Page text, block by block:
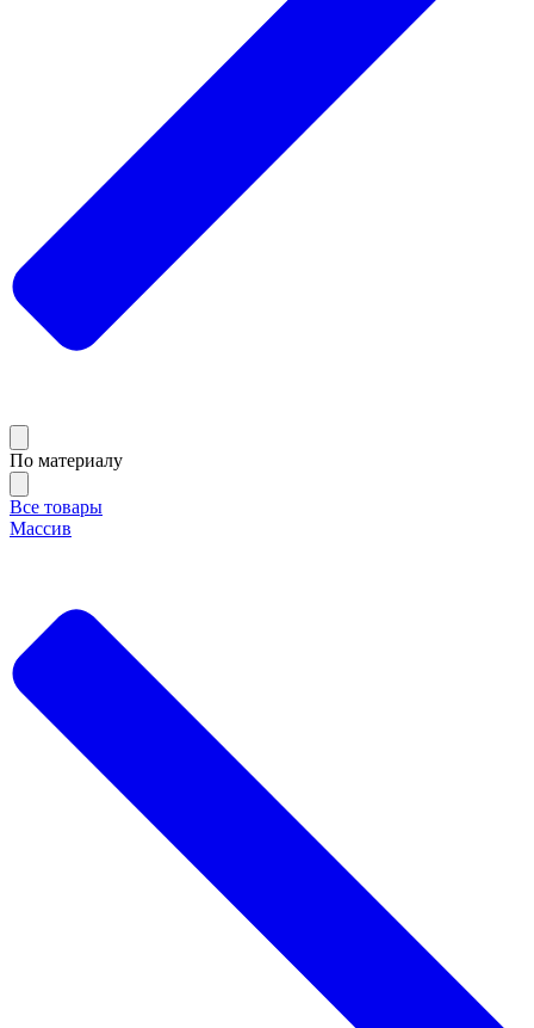
По материалу
Все товары
Массив